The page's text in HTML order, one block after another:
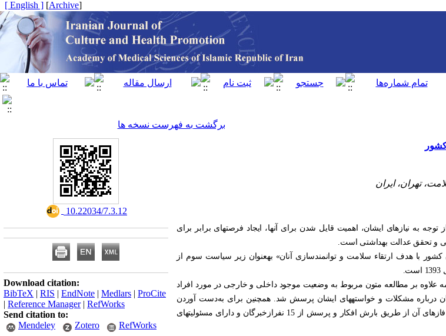
[
Archive
]
[ English ]
برگشت به فهرست نسخه ها
تهران، ایران
به نیازهای ایشان، اهمیت قایل شدن برای آنها، ایجاد فرصت­های برابر برای
و تحقق عدالت بهداشتی است.
کشور با هدف ارتقاء سلامت و توانمندسازی آنان» به­عنوان زیر سیاست سوم از
علاوه بر مطالعه متون مربوط به وضعیت موجود داخلی و خارجی در مورد افراد
درباره مشکلات و خواسته­های ایشان پرسش شد. همچنین برای به‌دست آوردن
شامل: راهبردها؛ اقدامات؛ شاخص­ها، مدت برنامه و تعداد فازهای آن از طریق بارش افکار و پرسش از 15 نفرازخبرگان و دارای مسئولیت­های
‎ 10.22034/7.3.12
Download citation:
BibTeX | RIS | EndNote | Medlars | ProCite
| Reference Manager| RefWorks
Send citation to:
Mendeley
Zotero RefWorks